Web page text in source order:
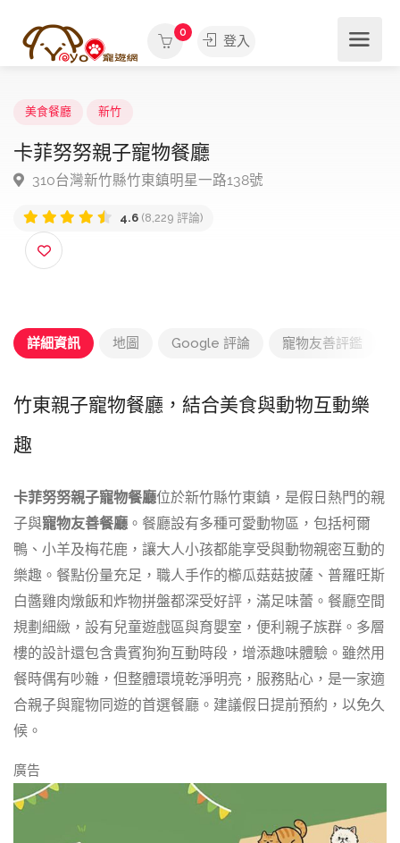
0
登入
美食餐廳 新竹
卡菲努努親子寵物餐廳
詳細資訊 地圖 Google 評論 寵物友善評鑑
竹東親子寵物餐廳，結合美食與動物互動樂
趣
卡菲努努親子寵物餐廳位於新竹縣竹東鎮，是假日熱門的親
子與寵物友善餐廳 。餐廳設有多種可愛動物區，包括柯爾
鴨、小羊及梅花鹿，讓大人小孩都能享受與動物親密互動的
樂趣。餐點份量充足，職人手作的櫛瓜菇菇披薩、普羅旺斯
白醬雞肉燉飯和炸物拼盤都深受好評，滿足味蕾。餐廳空間
規劃細緻，設有兒童遊戲區與育嬰室，便利親子族群。多層
樓的設計還包含貴賓狗狗互動時段，增添趣味體驗。雖然用
餐時偶有吵雜，但整體環境乾淨明亮，服務貼心，是一家適
合親子與寵物同遊的首選餐廳。建議假日提前預約，以免久
候。
廣告